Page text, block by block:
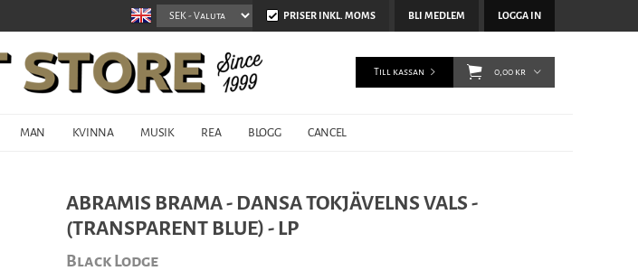
BLI MEDLEM LOGGA IN
PRISER INKL. MOMS
MAN KVINNA MUSIK REA BLOGG CANCEL
Till kassan 0,00 kr
ABRAMIS BRAMA - DANSA TOKJÄVELNS VALS -
(TRANSPARENT BLUE) - LP
Black Lodge